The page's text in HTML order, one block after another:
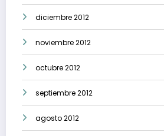
diciembre 2012
noviembre 2012
octubre 2012
septiembre 2012
agosto 2012